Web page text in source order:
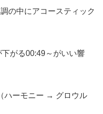
の中にアコースティック
がる00:49～がいい響
ハーモニー → グロウル